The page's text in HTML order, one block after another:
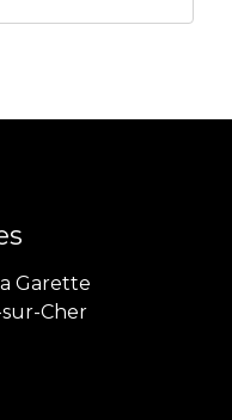
Garette
Cher